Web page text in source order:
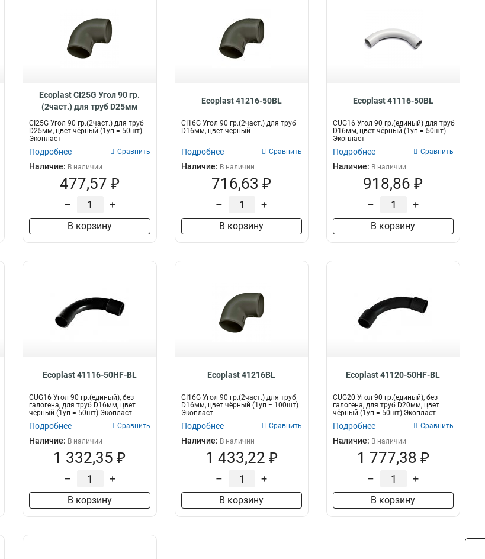
Ecoplast CI25G Угол 90 гр.
(2част.) для труб D25мм
41225BL
CI25G Угол 90 гр.(2част.) для труб
D25мм, цвет чёрный (1уп = 50шт)
Экопласт
Подробнее Сравнить
Наличие: В наличии
477,57 ₽
– +
В корзину
Ecoplast 41216-50BL
CI16G Угол 90 гр.(2част.) для труб
D16мм, цвет чёрный
Подробнее Сравнить
Наличие: В наличии
716,63 ₽
– +
В корзину
Ecoplast 41116-50BL
CUG16 Угол 90 гр.(единый) для труб
D16мм, цвет чёрный (1уп = 50шт)
Экопласт
Подробнее Сравнить
Наличие: В наличии
918,86 ₽
– +
В корзину
Ecoplast 41116-50HF-BL
CUG16 Угол 90 гр.(единый), без
галогена, для труб D16мм, цвет
чёрный (1уп = 50шт) Экопласт
Подробнее Сравнить
Наличие: В наличии
1 332,35 ₽
– +
В корзину
Ecoplast 41216BL
CI16G Угол 90 гр.(2част.) для труб
D16мм, цвет чёрный (1уп = 100шт)
Экопласт
Подробнее Сравнить
Наличие: В наличии
1 433,22 ₽
– +
В корзину
Ecoplast 41120-50HF-BL
CUG20 Угол 90 гр.(единый), без
галогена, для труб D20мм, цвет
чёрный (1уп = 50шт) Экопласт
Подробнее Сравнить
Наличие: В наличии
1 777,38 ₽
– +
В корзину